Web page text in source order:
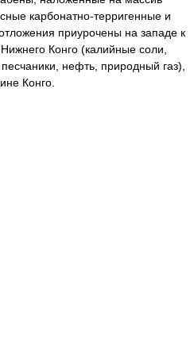
карбонатно-терригенные и
приурочены на западе к
Конго (калийные соли,
нефть, природный газ),
Конго.